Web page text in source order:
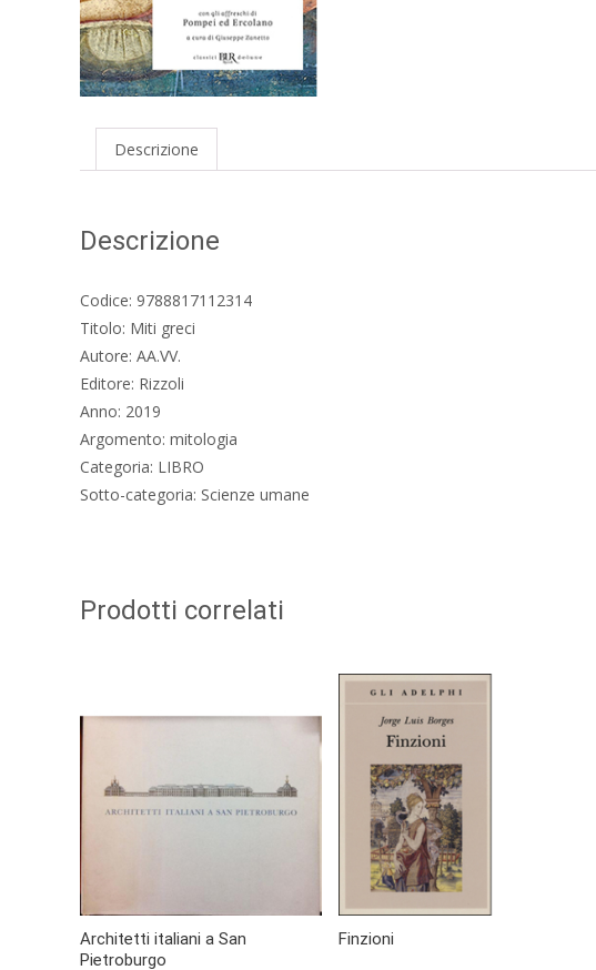
Descrizione
Descrizione
Codice: 9788817112314
Titolo: Miti greci
Autore: AA.VV.
Editore: Rizzoli
Anno: 2019
Argomento: mitologia
Categoria: LIBRO
Sotto-categoria: Scienze umane
Prodotti correlati
Architetti italiani a San
Pietroburgo
Finzioni